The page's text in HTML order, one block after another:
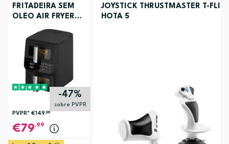
FRITADEIRA SEM
OLEO AIR FRYER
TOWERCHEF
-47%
sobre PVPR
PVPR* €149,99
79,99
JOYSTICK THRUSTMASTER T-
HOTA 5